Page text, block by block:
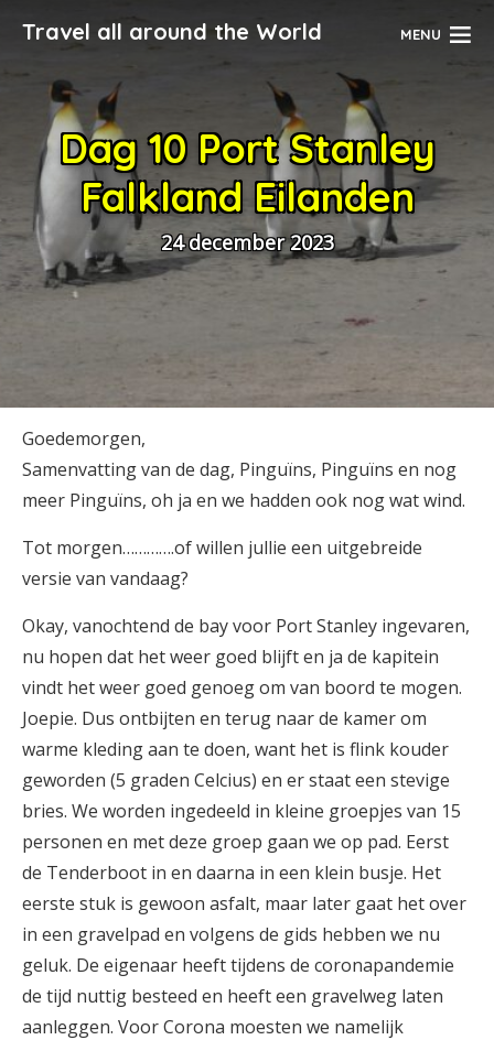
Travel all around the World MENU
Dag 10 Port Stanley
Falkland Eilanden
24 december 2023
Goedemorgen,
Samenvatting van de dag, Pinguïns, Pinguïns en nog
meer Pinguïns, oh ja en we hadden ook nog wat wind.
Tot morgen………….of willen jullie een uitgebreide
versie van vandaag?
Okay, vanochtend de bay voor Port Stanley ingevaren,
nu hopen dat het weer goed blijft en ja de kapitein
vindt het weer goed genoeg om van boord te mogen.
Joepie. Dus ontbijten en terug naar de kamer om
warme kleding aan te doen, want het is flink kouder
geworden (5 graden Celcius) en er staat een stevige
bries. We worden ingedeeld in kleine groepjes van 15
personen en met deze groep gaan we op pad. Eerst
de Tenderboot in en daarna in een klein busje. Het
eerste stuk is gewoon asfalt, maar later gaat het over
in een gravelpad en volgens de gids hebben we nu
geluk. De eigenaar heeft tijdens de coronapandemie
de tijd nuttig besteed en heeft een gravelweg laten
aanleggen. Voor Corona moesten we namelijk